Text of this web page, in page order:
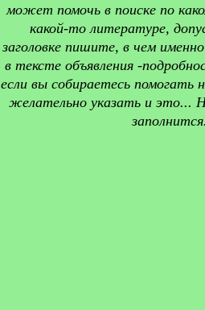
может помочь в поиске по
какой-то литературе,
заголовке пишите, в чем
в тексте объявления -
если вы собираетесь помогать
желательно указать и это...